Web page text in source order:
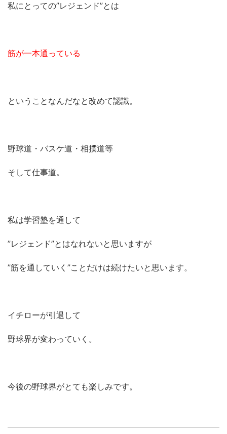
私にとっての”レジェンド”とは
筋が一本通っている
ということなんだなと改めて認識。
野球道・バスケ道・相撲道等
そして仕事道。
私は学習塾を通して
”レジェンド”とはなれないと思いますが
”筋を通していく”ことだけは続けたいと思います。
イチローが引退して
野球界が変わっていく。
今後の野球界がとても楽しみです。